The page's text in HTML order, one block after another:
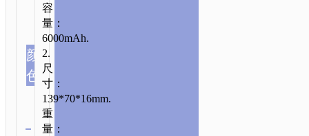
/ J26
颜
色
清除
容
量：
6000mAh.
2.
尺
寸：
139*70*16mm.
重
量：